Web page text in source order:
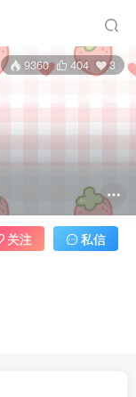
9360 404 3
关注 私信